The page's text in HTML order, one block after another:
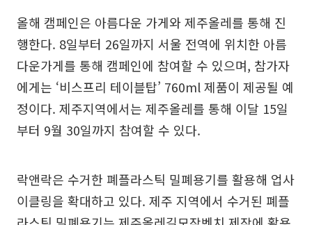
올해 캠페인은 아름다운 가게와 제주올레를 통해 진
행한다. 8일부터 26일까지 서울 전역에 위치한 아름
다운가게를 통해 캠페인에 참여할 수 있으며, 참가자
에게는 ‘비스프리 테이블탑’ 760ml 제품이 제공될 예
정이다. 제주지역에서는 제주올레를 통해 이달 15일
부터 9월 30일까지 참여할 수 있다.
락앤락은 수거한 폐플라스틱 밀폐용기를 활용해 업사
이클링을 확대하고 있다. 제주 지역에서 수거된 폐플